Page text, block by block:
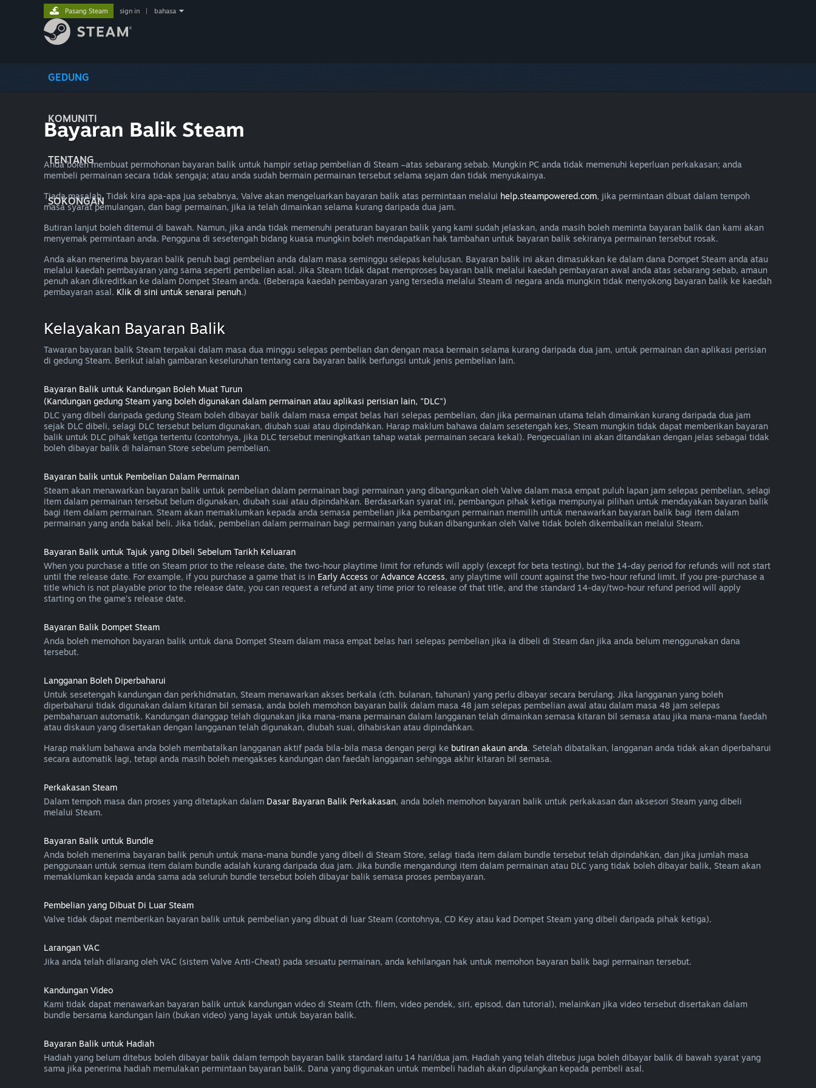
GEDUNG
KOMUNITI
TENTANG
SOKONGAN
Pasang Steam sign in bahasa
Bayaran Balik Steam
Anda boleh membuat permohonan bayaran balik untuk hampir setiap pembelian di Steam –atas sebarang sebab. Mungkin PC anda tidak memenuhi keperluan perkakasan; anda
membeli permainan secara tidak sengaja; atau anda sudah bermain permainan tersebut selama sejam dan tidak menyukainya.
Tiada masalah. Tidak kira apa-apa jua sebabnya, Valve akan mengeluarkan bayaran balik atas permintaan melalui help.steampowered.com, jika permintaan dibuat dalam tempoh
masa syarat pemulangan, dan bagi permainan, jika ia telah dimainkan selama kurang daripada dua jam.
Butiran lanjut boleh ditemui di bawah. Namun, jika anda tidak memenuhi peraturan bayaran balik yang kami sudah jelaskan, anda masih boleh meminta bayaran balik dan kami akan
menyemak permintaan anda. Pengguna di sesetengah bidang kuasa mungkin boleh mendapatkan hak tambahan untuk bayaran balik sekiranya permainan tersebut rosak.
Anda akan menerima bayaran balik penuh bagi pembelian anda dalam masa seminggu selepas kelulusan. Bayaran balik ini akan dimasukkan ke dalam dana Dompet Steam anda atau
melalui kaedah pembayaran yang sama seperti pembelian asal. Jika Steam tidak dapat memproses bayaran balik melalui kaedah pembayaran awal anda atas sebarang sebab, amaun
penuh akan dikreditkan ke dalam Dompet Steam anda. (Beberapa kaedah pembayaran yang tersedia melalui Steam di negara anda mungkin tidak menyokong bayaran balik ke kaedah
pembayaran asal. Klik di sini untuk senarai penuh.)
Kelayakan Bayaran Balik
Tawaran bayaran balik Steam terpakai dalam masa dua minggu selepas pembelian dan dengan masa bermain selama kurang daripada dua jam, untuk permainan dan aplikasi perisian
di gedung Steam. Berikut ialah gambaran keseluruhan tentang cara bayaran balik berfungsi untuk jenis pembelian lain.
Bayaran Balik untuk Kandungan Boleh Muat Turun
(Kandungan gedung Steam yang boleh digunakan dalam permainan atau aplikasi perisian lain, "DLC")
DLC yang dibeli daripada gedung Steam boleh dibayar balik dalam masa empat belas hari selepas pembelian, dan jika permainan utama telah dimainkan kurang daripada dua jam
sejak DLC dibeli, selagi DLC tersebut belum digunakan, diubah suai atau dipindahkan. Harap maklum bahawa dalam sesetengah kes, Steam mungkin tidak dapat memberikan bayaran
balik untuk DLC pihak ketiga tertentu (contohnya, jika DLC tersebut meningkatkan tahap watak permainan secara kekal). Pengecualian ini akan ditandakan dengan jelas sebagai tidak
boleh dibayar balik di halaman Store sebelum pembelian.
Bayaran balik untuk Pembelian Dalam Permainan
Steam akan menawarkan bayaran balik untuk pembelian dalam permainan bagi permainan yang dibangunkan oleh Valve dalam masa empat puluh lapan jam selepas pembelian, selagi
item dalam permainan tersebut belum digunakan, diubah suai atau dipindahkan. Berdasarkan syarat ini, pembangun pihak ketiga mempunyai pilihan untuk mendayakan bayaran balik
bagi item dalam permainan. Steam akan memaklumkan kepada anda semasa pembelian jika pembangun permainan memilih untuk menawarkan bayaran balik bagi item dalam
permainan yang anda bakal beli. Jika tidak, pembelian dalam permainan bagi permainan yang bukan dibangunkan oleh Valve tidak boleh dikembalikan melalui Steam.
Bayaran Balik untuk Tajuk yang Dibeli Sebelum Tarikh Keluaran
When you purchase a title on Steam prior to the release date, the two-hour playtime limit for refunds will apply (except for beta testing), but the 14-day period for refunds will not start
until the release date. For example, if you purchase a game that is in Early Access or Advance Access, any playtime will count against the two-hour refund limit. If you pre-purchase a
title which is not playable prior to the release date, you can request a refund at any time prior to release of that title, and the standard 14-day/two-hour refund period will apply
starting on the game’s release date.
Bayaran Balik Dompet Steam
Anda boleh memohon bayaran balik untuk dana Dompet Steam dalam masa empat belas hari selepas pembelian jika ia dibeli di Steam dan jika anda belum menggunakan dana
tersebut.
Langganan Boleh Diperbaharui
Untuk sesetengah kandungan dan perkhidmatan, Steam menawarkan akses berkala (cth. bulanan, tahunan) yang perlu dibayar secara berulang. Jika langganan yang boleh
diperbaharui tidak digunakan dalam kitaran bil semasa, anda boleh memohon bayaran balik dalam masa 48 jam selepas pembelian awal atau dalam masa 48 jam selepas
pembaharuan automatik. Kandungan dianggap telah digunakan jika mana-mana permainan dalam langganan telah dimainkan semasa kitaran bil semasa atau jika mana-mana faedah
atau diskaun yang disertakan dengan langganan telah digunakan, diubah suai, dihabiskan atau dipindahkan.
Harap maklum bahawa anda boleh membatalkan langganan aktif pada bila-bila masa dengan pergi ke butiran akaun anda. Setelah dibatalkan, langganan anda tidak akan diperbaharui
secara automatik lagi, tetapi anda masih boleh mengakses kandungan dan faedah langganan sehingga akhir kitaran bil semasa.
Perkakasan Steam
Dalam tempoh masa dan proses yang ditetapkan dalam Dasar Bayaran Balik Perkakasan, anda boleh memohon bayaran balik untuk perkakasan dan aksesori Steam yang dibeli
melalui Steam.
Bayaran Balik untuk Bundle
Anda boleh menerima bayaran balik penuh untuk mana-mana bundle yang dibeli di Steam Store, selagi tiada item dalam bundle tersebut telah dipindahkan, dan jika jumlah masa
penggunaan untuk semua item dalam bundle adalah kurang daripada dua jam. Jika bundle mengandungi item dalam permainan atau DLC yang tidak boleh dibayar balik, Steam akan
memaklumkan kepada anda sama ada seluruh bundle tersebut boleh dibayar balik semasa proses pembayaran.
Pembelian yang Dibuat Di Luar Steam
Valve tidak dapat memberikan bayaran balik untuk pembelian yang dibuat di luar Steam (contohnya, CD Key atau kad Dompet Steam yang dibeli daripada pihak ketiga).
Larangan VAC
Jika anda telah dilarang oleh VAC (sistem Valve Anti-Cheat) pada sesuatu permainan, anda kehilangan hak untuk memohon bayaran balik bagi permainan tersebut.
Kandungan Video
Kami tidak dapat menawarkan bayaran balik untuk kandungan video di Steam (cth. filem, video pendek, siri, episod, dan tutorial), melainkan jika video tersebut disertakan dalam
bundle bersama kandungan lain (bukan video) yang layak untuk bayaran balik.
Bayaran Balik untuk Hadiah
Hadiah yang belum ditebus boleh dibayar balik dalam tempoh bayaran balik standard iaitu 14 hari/dua jam. Hadiah yang telah ditebus juga boleh dibayar balik di bawah syarat yang
sama jika penerima hadiah memulakan permintaan bayaran balik. Dana yang digunakan untuk membeli hadiah akan dipulangkan kepada pembeli asal.